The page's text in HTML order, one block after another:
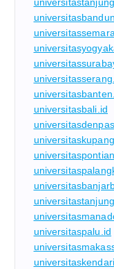
universitasbali.id
universitaspalu.id